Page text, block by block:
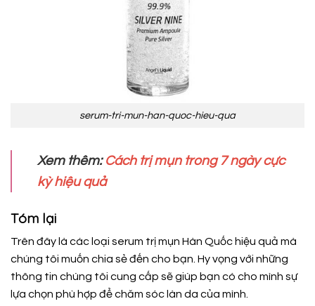
serum-tri-mun-han-quoc-hieu-qua
Xem thêm: Cách trị mụn trong 7 ngày cực
kỳ hiệu quả
Tóm lại
Trên đây là các loại serum trị mụn Hàn Quốc hiệu quả mà
chúng tôi muốn chia sẻ đến cho bạn. Hy vọng với những
thông tin chúng tôi cung cấp sẽ giúp bạn có cho mình sự
lựa chọn phù hợp để chăm sóc làn da của mình.